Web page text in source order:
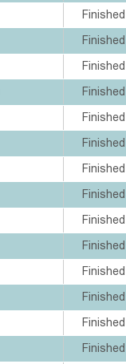
Finished
Finished
Finished
Finished
Finished
Finished
Finished
Finished
Finished
Finished
Finished
Finished
Finished
Finished